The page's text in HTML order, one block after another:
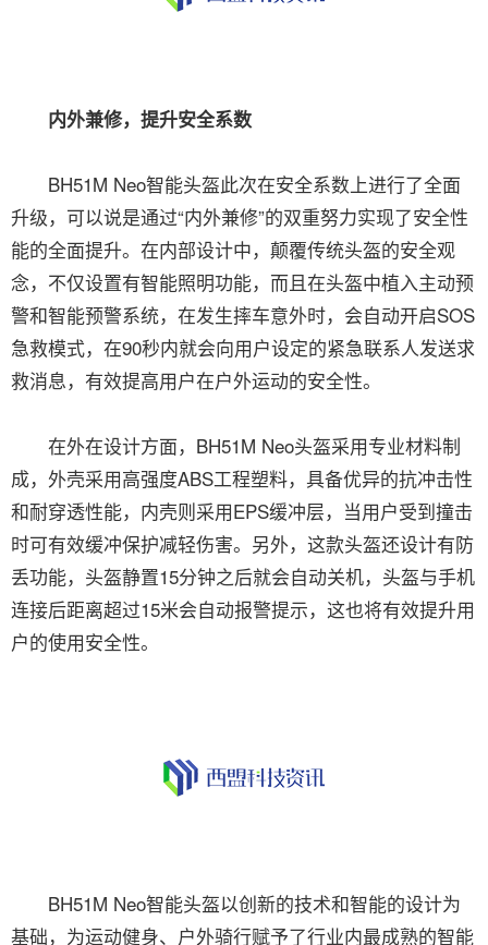
内外兼修，提升安全系数
BH51M Neo智能头盔此次在安全系数上进行了全面
升级，可以说是通过“内外兼修”的双重努力实现了安全性
能的全面提升。在内部设计中，颠覆传统头盔的安全观
念，不仅设置有智能照明功能，而且在头盔中植入主动预
警和智能预警系统，在发生摔车意外时，会自动开启SOS
急救模式，在90秒内就会向用户设定的紧急联系人发送求
救消息，有效提高用户在户外运动的安全性。
在外在设计方面，BH51M Neo头盔采用专业材料制
成，外壳采用高强度ABS工程塑料，具备优异的抗冲击性
和耐穿透性能，内壳则采用EPS缓冲层，当用户受到撞击
时可有效缓冲保护减轻伤害。另外，这款头盔还设计有防
丢功能，头盔静置15分钟之后就会自动关机，头盔与手机
连接后距离超过15米会自动报警提示，这也将有效提升用
户的使用安全性。
BH51M Neo智能头盔以创新的技术和智能的设计为
基础，为运动健身、户外骑行赋予了行业内最成熟的智能